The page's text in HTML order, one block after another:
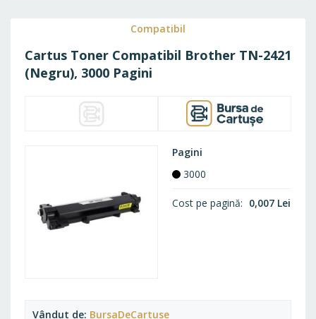
Compatibil
Cartus Toner Compatibil Brother TN-2421
(Negru), 3000 Pagini
Vândut de BursaDeCartuse
Pagini
3000
Cost pe pagină 0,007 Lei